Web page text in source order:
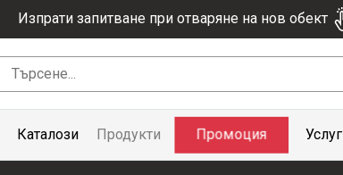
Изпрати запитване при отваряне на нов обект
Каталози Продукти Промоция